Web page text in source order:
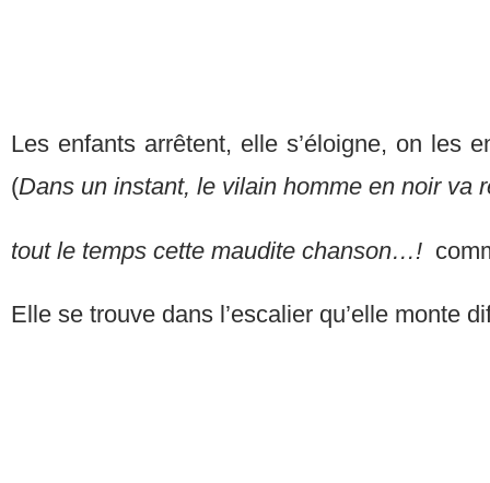
Les enfants arrêtent, elle s’éloigne, on les
(Dans un instant, le vilain homme en noir va
tout le temps cette maudite chanson…!
Elle se trouve dans l’escalier qu’elle monte